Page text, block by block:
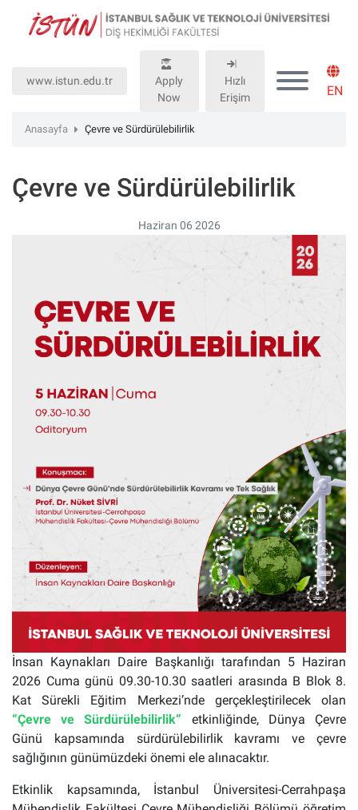
dikkat:
sitesinde,
destekleyen
BiClick"
sistemi
www.istun.edu.tr
Apply
Now
Hızlı
Erişim
EN
Anasayfa Çevre ve Sürdürülebilirlik
Çevre ve Sürdürülebilirlik
Haziran 06 2026
İnsan Kaynakları Daire Başkanlığı tarafından 5 Haziran
2026 Cuma günü 09.30-10.30 saatleri arasında B Blok 8.
Kat Sürekli Eğitim Merkezi’nde gerçekleştirilecek olan
“Çevre ve Sürdürülebilirlik” etkinliğinde, Dünya Çevre
Günü kapsamında sürdürülebilirlik kavramı ve çevre
sağlığının günümüzdeki önemi ele alınacaktır.
Etkinlik kapsamında, İstanbul Üniversitesi-Cerrahpaşa